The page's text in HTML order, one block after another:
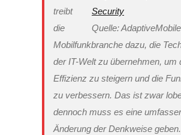
Quelle:
treibt
die
Mobilfunkbranche dazu, die
der IT-Welt zu übernehmen, um
Effizienz zu steigern und die
zu verbessern. Das ist zwar
dennoch muss es eine
Änderung der Denkweise